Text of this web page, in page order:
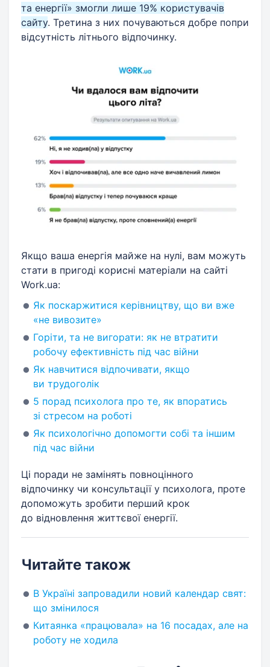
та енергії» змогли лише 19% користувачів
сайту. Третина з них почуваються добре попри
відсутність літнього відпочинку.
Якщо ваша енергія майже на нулі, вам можуть
стати в пригоді корисні матеріали на сайті
Work.ua:
Як поскаржитися керівництву, що ви вже
«не вивозите»
Горіти, та не вигорати: як не втратити
робочу ефективність під час війни
Як навчитися відпочивати, якщо
ви трудоголік
5 порад психолога про те, як впоратись
зі стресом на роботі
Як психологічно допомогти собі та іншим
під час війни
Ці поради не замінять повноцінного
відпочинку чи консультації у психолога, проте
допоможуть зробити перший крок
до відновлення життєвої енергії.
Читайте також
В Україні запровадили новий календар свят:
що змінилося
Китаянка «працювала» на 16 посадах, але на
роботу не ходила